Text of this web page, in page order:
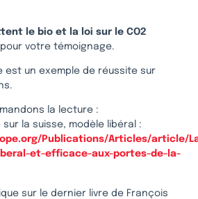
le bio et la loi sur le CO2
votre témoignage.
est un exemple de réussite sur
la lecture :
la suisse, modèle libéral :
Publications/Articles/article/
et-efficace-aux-portes-de-la-
sur le dernier livre de François